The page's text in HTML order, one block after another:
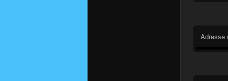
Adresse